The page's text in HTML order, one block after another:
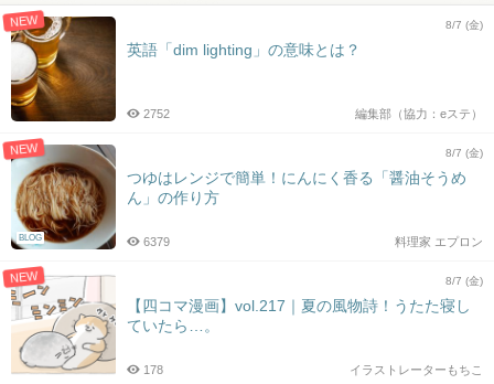
NEW 8/7 (金)
英語「dim lighting」の意味とは？
編集部（協力：eステ）
2752
NEW
BLOG
8/7 (金)
つゆはレンジで簡単！にんにく香る「醤油そうめ
ん」の作り方
料理家 エプロン
6379
NEW 8/7 (金)
【四コマ漫画】vol.217｜夏の風物詩！うたた寝し
ていたら…。
イラストレーターもちこ
178